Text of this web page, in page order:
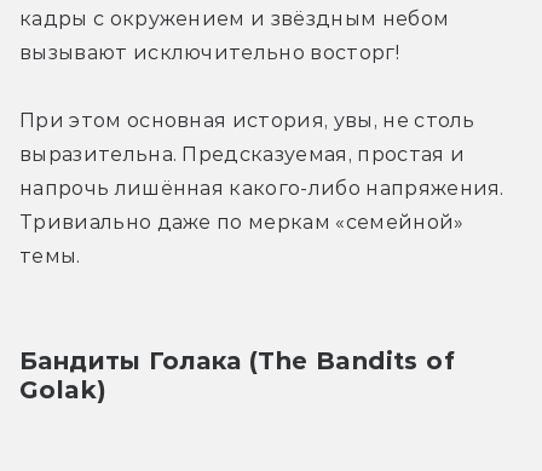
кадры с окружением и звёздным небом
вызывают исключительно восторг!
При этом основная история, увы, не столь
выразительна. Предсказуемая, простая и
напрочь лишённая какого-либо напряжения.
Тривиально даже по меркам «семейной»
темы.
Бандиты Голака (The Bandits of
Golak)